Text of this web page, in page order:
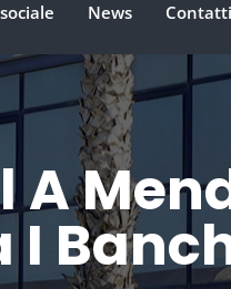
News Contatti
A